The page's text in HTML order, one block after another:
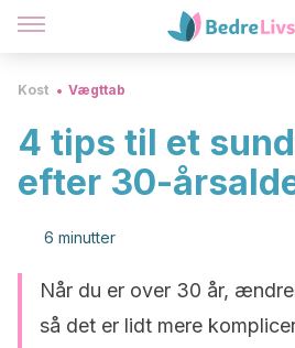
Kost Vægttab
4 tips til et
efter 30-
6 minutter
Når du er over 30 år,
så det er lidt mere